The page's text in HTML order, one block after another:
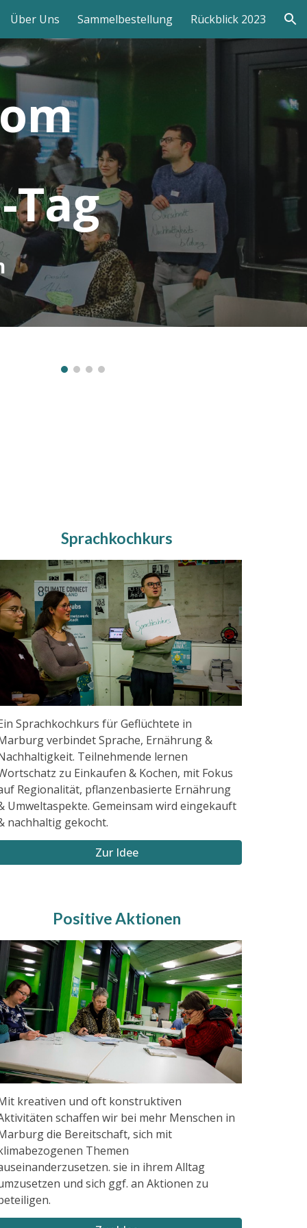
Über Uns Sammelbestellung Rückblick 2023
Tag
Sprachkochkurs
Sprachkochkurs für Geflüchtete in
verbindet Sprache, Ernährung &
Teilnehmende lernen
zu Einkaufen & Kochen, mit Fokus
Regionalität, pflanzenbasierte Ernährung
Umweltaspekte. Gemeinsam wird eingekauft
nachhaltig gekocht.
Zur Idee
Positive Aktionen
kreativen und oft konstruktiven
schaffen wir bei mehr Menschen in
die Bereitschaft, sich mit
Themen
sie in ihrem Alltag
und sich ggf. an Aktionen zu